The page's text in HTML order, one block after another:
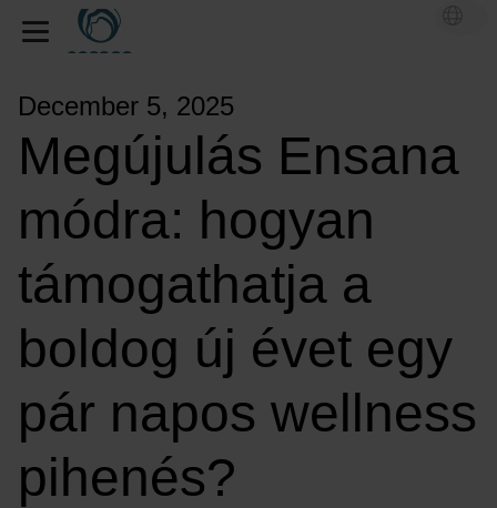
December 5, 2025
Megújulás Ensana
módra: hogyan
támogathatja a
boldog új évet egy
pár napos wellness
pihenés?